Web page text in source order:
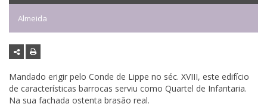
Almeida
Mandado erigir pelo Conde de Lippe no séc. XVIII, este edifício
de características barrocas serviu como Quartel de Infantaria.
Na sua fachada ostenta brasão real.